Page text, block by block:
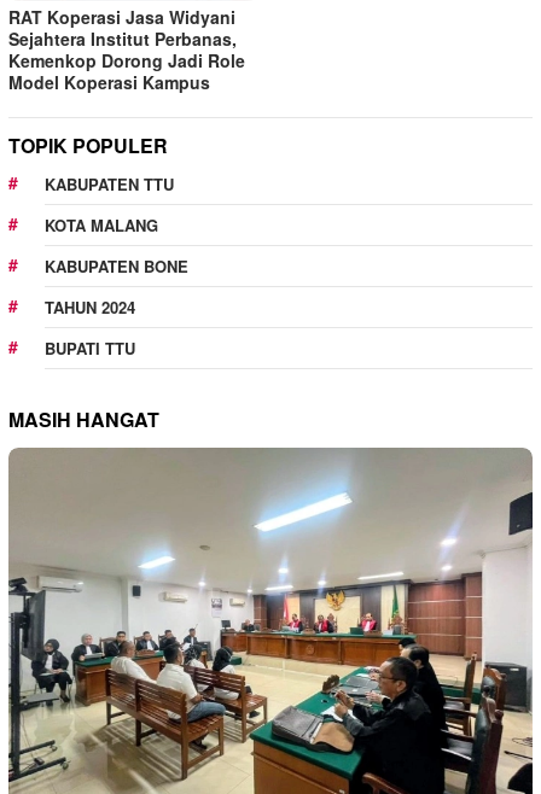
RAT Koperasi Jasa Widyani
Sejahtera Institut Perbanas,
Kemenkop Dorong Jadi Role
Model Koperasi Kampus
TOPIK POPULER
KABUPATEN TTU
KOTA MALANG
KABUPATEN BONE
TAHUN 2024
BUPATI TTU
MASIH HANGAT